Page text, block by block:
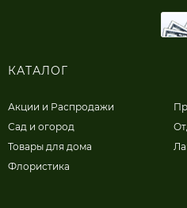
КАТАЛОГ
Акции и Распродажи
Сад и огород
Товары для дома
Флористика